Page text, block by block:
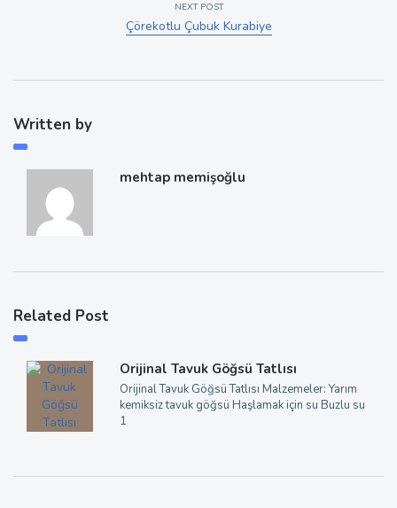
NEXT POST
Çörekotlu Çubuk Kurabiye
Written by
mehtap memişoğlu
Related Post
Orijinal Tavuk Göğsü Tatlısı
Orijinal Tavuk Göğsü Tatlısı Malzemeler: Yarım
kemiksiz tavuk göğsü Haşlamak için su Buzlu su
1